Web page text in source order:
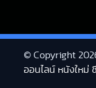
© Copyright
ออนไลน์ หนังใหม่